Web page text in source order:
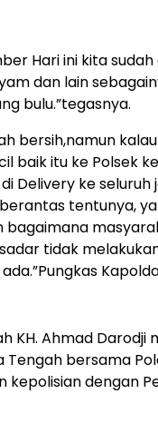
Hari ini kita
dan lain
bulu.”tegasnya.
bersih,namun
baik itu ke Polsek
Delivery ke
tentunya,
tidak
KH. Ahmad
Tengah bersama
dengan